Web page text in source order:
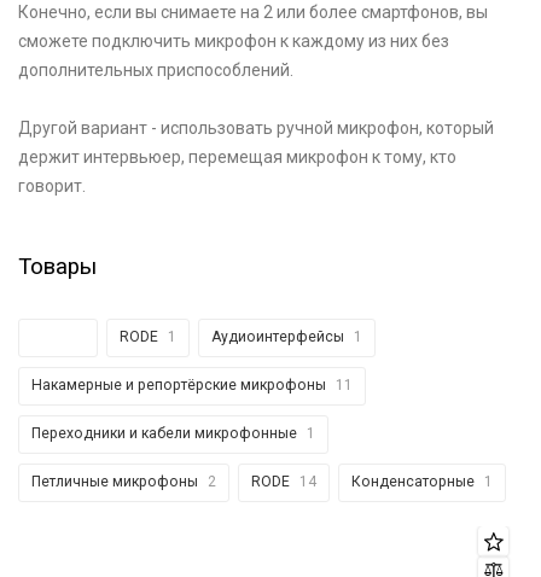
Конечно, если вы снимаете на 2 или более смартфонов, вы
сможете подключить микрофон к каждому из них без
дополнительных приспособлений.
Другой вариант - использовать ручной микрофон, который
держит интервьюер, перемещая микрофон к тому, кто
говорит.
Товары
RODE 1 Аудиоинтерфейсы 1
Накамерные и репортёрские микрофоны 11
Переходники и кабели микрофонные 1
Петличные микрофоны 2 RODE 14 Конденсаторные 1